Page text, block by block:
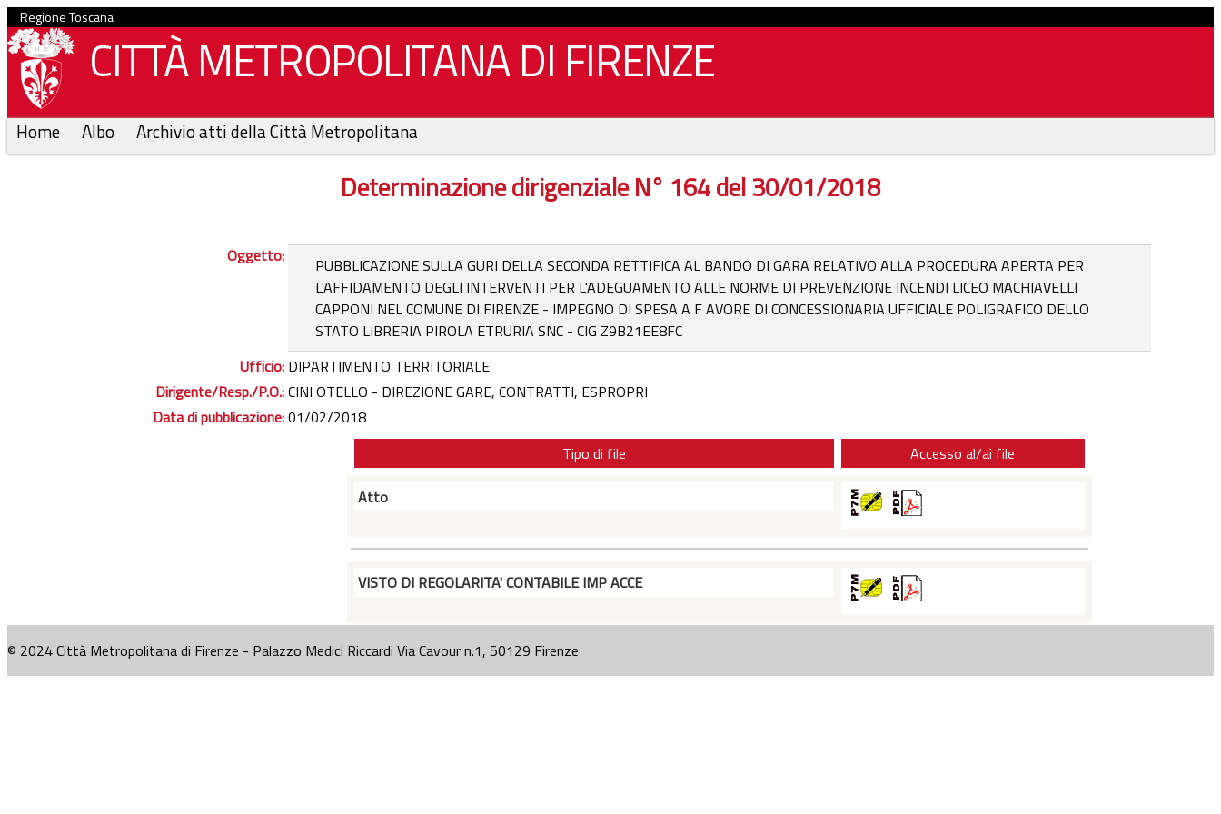
Regione Toscana
CITTÀ METROPOLITANA DI FIRENZE
Home Albo Archivio atti della Città Metropolitana
Determinazione dirigenziale N° 164 del 30/01/2018
Oggetto:
PUBBLICAZIONE SULLA GURI DELLA SECONDA RETTIFICA AL BANDO DI GARA RELATIVO ALLA PROCEDURA APERTA PER
L'AFFIDAMENTO DEGLI INTERVENTI PER L'ADEGUAMENTO ALLE NORME DI PREVENZIONE INCENDI LICEO MACHIAVELLI
CAPPONI NEL COMUNE DI FIRENZE - IMPEGNO DI SPESA A F AVORE DI CONCESSIONARIA UFFICIALE POLIGRAFICO DELLO
STATO LIBRERIA PIROLA ETRURIA SNC - CIG Z9B21EE8FC
Ufficio: DIPARTIMENTO TERRITORIALE
Dirigente/Resp./P.O.:CINI OTELLO - DIREZIONE GARE, CONTRATTI, ESPROPRI
Data di pubblicazione:01/02/2018
Tipo di file
Accesso al/ai file
Atto
VISTO DI REGOLARITA' CONTABILE IMP ACCE
© 2024 Città Metropolitana di Firenze - Palazzo Medici Riccardi Via Cavour n.1, 50129 Firenze